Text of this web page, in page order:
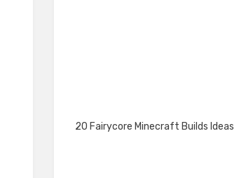
20 Fairycore Minecraft Builds Ideas